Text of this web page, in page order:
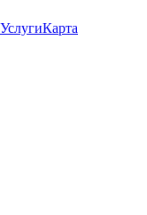
УслугиКарта